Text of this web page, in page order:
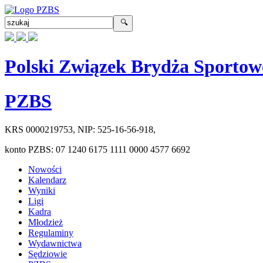
Polski Związek Brydża
PZBS
KRS 0000219753, NIP: 525-16-56-918,
konto PZBS: 07 1240 6175 1111 0000 4577 6692
Nowości
Kalendarz
Wyniki
Ligi
Kadra
Młodzież
Regulaminy
Wydawnictwa
Sędziowie